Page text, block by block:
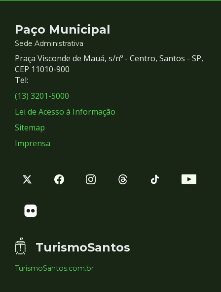
Contato
e
Redes
Sociais
Paço Municipal
Sede Administrativa
Praça Visconde de Mauá, s/nº - Centro, Santos - SP,
CEP 11010-900
Tel:
(13) 3201-5000
Lei de Acesso à Informação
Sitemap
Imprensa
TurismoSantos
TurismoSantos.com.br